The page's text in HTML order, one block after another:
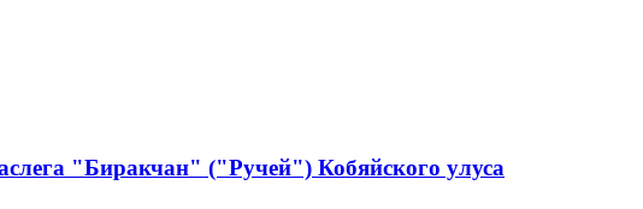
"Биракчан" ("Ручей") Кобяйского улуса